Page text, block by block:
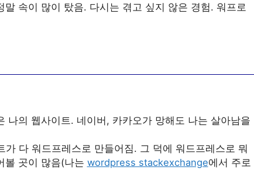
속이 많이 탔음. 다시는 겪고 싶지 않은 경험. 워프로
나의 웹사이트. 네이버, 카카오가 망해도 나는 살아남을
다 워드프레스로 만들어짐. 그 덕에 워드프레스로 뭐
볼 곳이 많음(나는 wordpress stackexchange에서 주로